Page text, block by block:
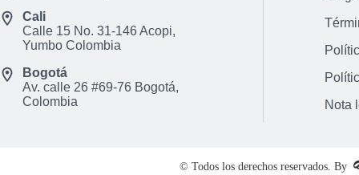
Cali
Calle 15 No. 31-146 Acopi,
Yumbo Colombia
Bogotá
Av. calle 26 #69-76 Bogotá,
Colombia
Nota
© Todos los derechos reservados. By